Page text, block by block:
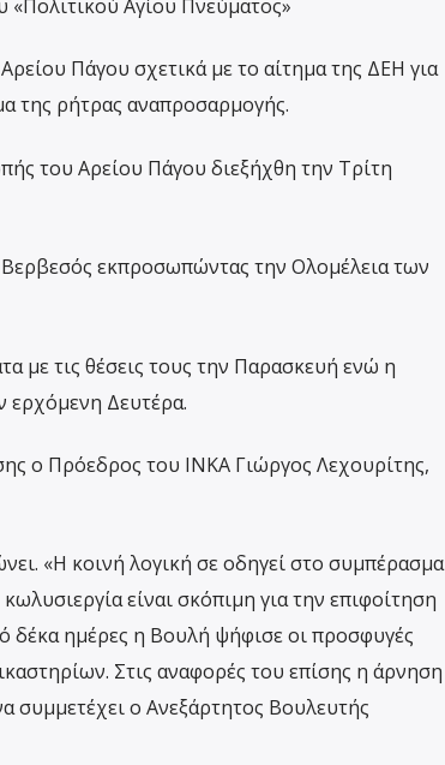
«Πολιτικού Αγίου Πνεύματος»
Πάγου σχετικά με το αίτημα της ΔΕΗ για
της ρήτρας αναπροσαρμογής.
του Αρείου Πάγου διεξήχθη την Τρίτη
εκπροσωπώντας την Ολομέλεια των
με τις θέσεις τους την Παρασκευή ενώ η
ερχόμενη Δευτέρα.
ο Πρόεδρος του ΙΝΚΑ Γιώργος Λεχουρίτης,
«Η κοινή λογική σε οδηγεί στο συμπέρασμα
είναι σκόπιμη για την επιφοίτηση
δέκα ημέρες η Βουλή ψήφισε οι προσφυγές
Στις αναφορές του επίσης η άρνηση
συμμετέχει ο Ανεξάρτητος Βουλευτής